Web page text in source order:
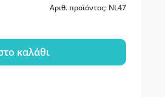
Αριθ. προϊόντος: NL47
καλάθι